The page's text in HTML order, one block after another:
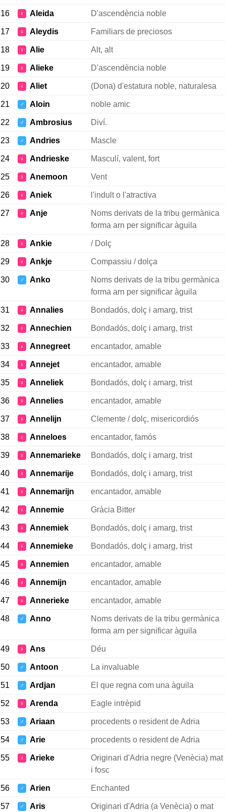
16 ♀ Aleida D'ascendència noble
17 ♀ Aleydis Familiars de preciosos
18 ♀ Alie Alt, alt
19 ♀ Alieke D'ascendència noble
20 ♀ Aliet (Dona) d'estatura noble, naturalesa
21 ♂ Aloin noble amic
22 ♂ Ambrosius Diví.
23 ♂ Andries Mascle
24 ♀ Andrieske Masculí, valent, fort
25 ♀ Anemoon Vent
26 ♀ Aniek l'indult o l'atractiva
27 ♀ Anje
Noms derivats de la tribu germànica
forma arn per significar àguila
28 ♀ Ankie / Dolç
29 ♀ Ankje Compassiu / dolça
30 ♂ Anko
Noms derivats de la tribu germànica
forma arn per significar àguila
31 ♀ Annalies Bondadós, dolç i amarg, trist
32 ♀ Annechien Bondadós, dolç i amarg, trist
33 ♀ Annegreet encantador, amable
34 ♀ Annejet encantador, amable
35 ♀ Anneliek Bondadós, dolç i amarg, trist
36 ♀ Annelies encantador, amable
37 ♀ Annelijn Clemente / dolç, misericordiós
38 ♀ Anneloes encantador, famós
39 ♀ Annemarieke Bondadós, dolç i amarg, trist
40 ♀ Annemarije Bondadós, dolç i amarg, trist
41 ♀ Annemarijn encantador, amable
42 ♀ Annemie Gràcia Bitter
43 ♀ Annemiek Bondadós, dolç i amarg, trist
44 ♀ Annemieke Bondadós, dolç i amarg, trist
45 ♀ Annemien encantador, amable
46 ♀ Annemijn encantador, amable
47 ♀ Annerieke encantador, amable
48 ♂ Anno
Noms derivats de la tribu germànica
forma arn per significar àguila
49 ♀ Ans Déu
50 ♂ Antoon La invaluable
51 ♂ Ardjan El que regna com una àguila
52 ♀ Arenda Eagle intrèpid
53 ♂ Ariaan procedents o resident de Adria
54 ♂ Arie procedents o resident de Adria
55 ♀ Arieke
Originari d'Adria negre (Venècia) mat
i fosc
56 ♂ Arien Enchanted
57 ♂ Aris
Originari d'Adria (a Venècia) o mat